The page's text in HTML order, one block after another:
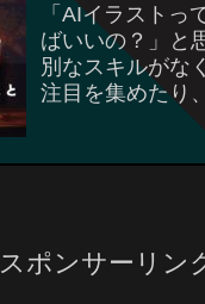
「AIイラストっ
ばいいの？」と
別なスキルがな
注目を集めたり
です。私の場合
スポンサーリン